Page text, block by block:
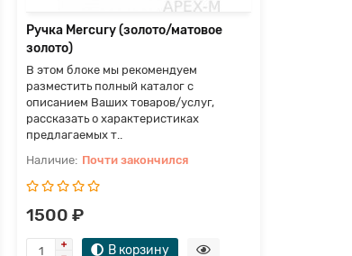
Ручка Mercury (золото/матовое
золото)
В этом блоке мы рекомендуем
разместить полный каталог с
описанием Ваших товаров/услуг,
рассказать о характеристиках
предлагаемых т..
Почти закончился
1500 ₽
В корзину